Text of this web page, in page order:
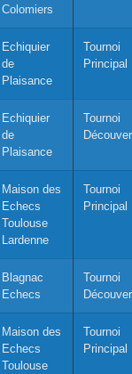
Colomiers
Echiquier
de
Plaisance
Tournoi
Principal
Echiquier
de
Plaisance
Tournoi
Maison des
Echecs
Toulouse
Lardenne
Tournoi
Principal
Blagnac
Echecs
Tournoi
Maison des
Echecs
Toulouse
Tournoi
Principal